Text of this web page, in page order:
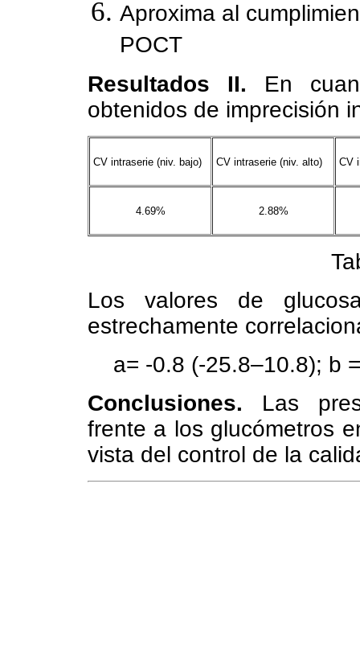
Aproxima al
POCT
Resultados II. En
obtenidos de imprecisión
CV intraserie (niv. bajo) CV intraserie (niv. alto) CV
4.69% 2.88%
Los valores de
estrechamente
a= -0.8 (-25.8–10.8); b
Conclusiones. Las
frente a los glucómetros
vista del control de la